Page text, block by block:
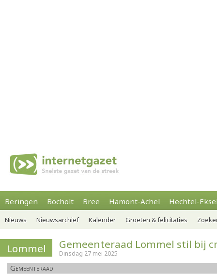
Beringen Bocholt Bree Hamont-Achel Hechtel-
Nieuws Nieuwsarchief Kalender Groeten & felicitaties
Lommel Gemeenteraad Lommel stil bij
Dinsdag 27 mei 2025
Gemeenteraad